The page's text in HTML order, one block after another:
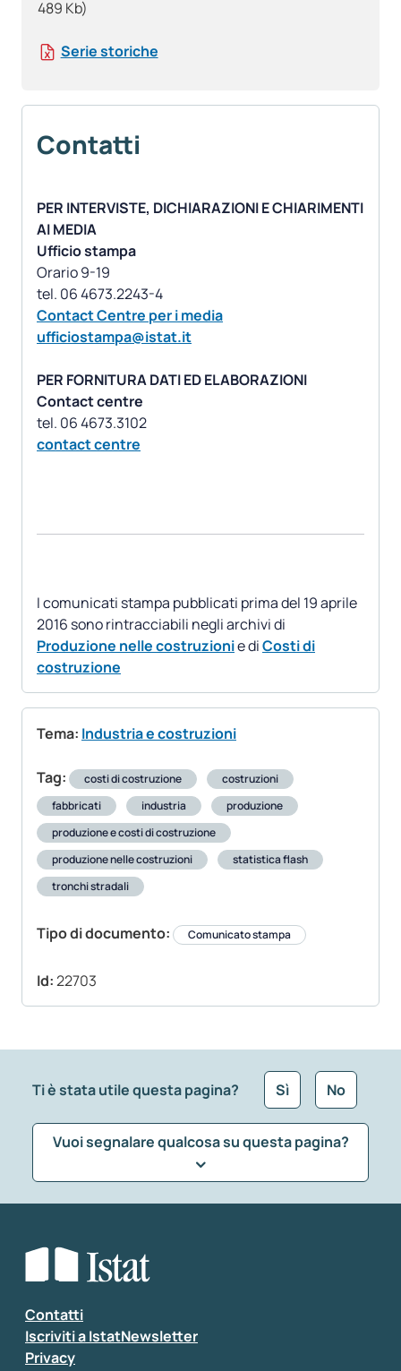
489 Kb)
Serie storiche
Contatti
PER INTERVISTE, DICHIARAZIONI E CHIARIMENTI
AI MEDIA
Ufficio stampa
Orario 9-19
Contact Centre per i media
ufficiostampa@istat.it
PER FORNITURA DATI ED ELABORAZIONI
Contact centre
contact centre
I comunicati stampa pubblicati prima del 19 aprile
2016 sono rintracciabili negli archivi di
Produzione nelle costruzionie diCosti di
costruzione
Tema: Industria e costruzioni
Tag: costi di costruzione
costruzioni
fabbricati
industria
produzione
produzione e costi di costruzione
produzione nelle costruzioni
statistica flash
tronchi stradali
Tipo di documento: Comunicato stampa
Id:22703
Ti è stata utile questa pagina? Sì No
Vuoi segnalare qualcosa su questa pagina?
Seleziona la tipologia della segnalazione
Inserisci il tuo commento
Contatti
Iscriviti a IstatNewsletter
Privacy